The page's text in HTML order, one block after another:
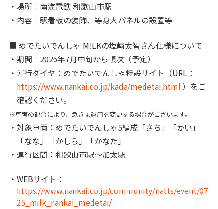
・場所：南海電鉄 和歌山市駅
・内容：駅看板の装飾、等身大パネルの設置等
■ めでたいでんしゃ M!LKの塩﨑太智さん仕様について
・期間：2026年7月中旬から順次（予定）
・運行ダイヤ：めでたいでんしゃ特設サイト（URL：
https://www.nankai.co.jp/kada/medetai.html ）をご
確認ください。
※車両の都合により、急きょ運用を変更する場合がございます。
・対象車両：めでたいでんしゃ5編成「さち」「かい」
「なな」「かしら」「かなた」
・運行区間：和歌山市駅～加太駅
・WEBサイト：
https://www.nankai.co.jp/community/natts/event/07
25_milk_nankai_medetai/